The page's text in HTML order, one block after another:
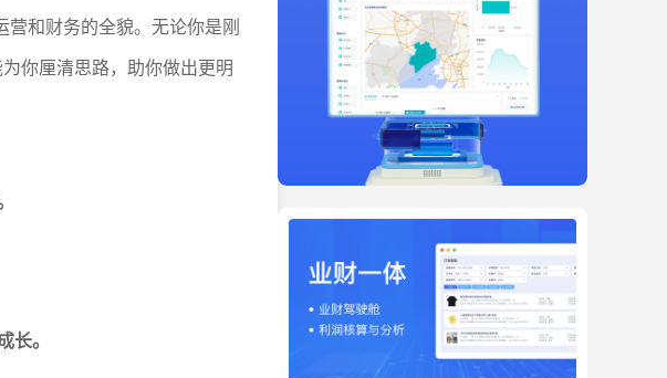
营和财务的全貌。无论你是刚
你厘清思路，助你做出更明
。